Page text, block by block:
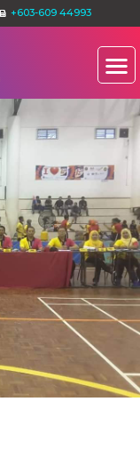
+603-609 44993